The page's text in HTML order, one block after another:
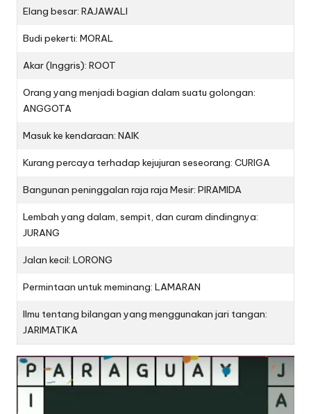
Elang besar: RAJAWALI
Budi pekerti: MORAL
Akar (Inggris): ROOT
Orang yang menjadi bagian dalam suatu golongan:
ANGGOTA
Masuk ke kendaraan: NAIK
Kurang percaya terhadap kejujuran seseorang: CURIGA
Bangunan peninggalan raja raja Mesir: PIRAMIDA
Lembah yang dalam, sempit, dan curam dindingnya:
JURANG
Jalan kecil: LORONG
Permintaan untuk meminang: LAMARAN
Ilmu tentang bilangan yang menggunakan jari tangan:
JARIMATIKA